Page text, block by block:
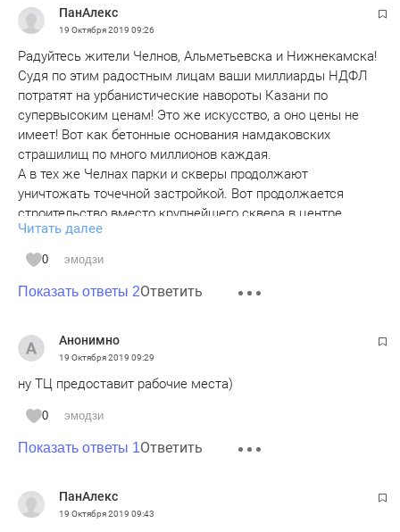
ПанАлекс
19 Октября 2019 09:26
Радуйтесь жители Челнов, Альметьевска и Нижнекамска!
Судя по этим радостным лицам ваши миллиарды НДФЛ
потратят на урбанистические навороты Казани по
супервысоким ценам! Это же искусство, а оно цены не
имеет! Вот как бетонные основания намдаковских
страшилищ по много миллионов каждая.
А в тех же Челнах парки и скверы продолжают
уничтожать точечной застройкой. Вот продолжается
строительство вместо крупнейшего сквера в центре
города торгового центра бибишева с нарушением
пожарных и прочих строительных норм. Так власти города
изъяли земельные участки на о.п. Райисполком под
смешным предлогом трамвая (видимо он туда
которому эти участки с магазинами мешали!
Читать далее
0 эмодзи
Показать ответы 2Ответить
Анонимно
19 Октября 2019 09:29
ну ТЦ предоставит рабочие места)
0 эмодзи
Показать ответы 1Ответить
ПанАлекс
19 Октября 2019 09:43